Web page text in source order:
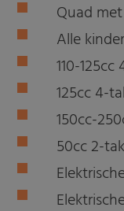
Quad
Alle
110-
125cc 4-
150cc-
50cc 2-